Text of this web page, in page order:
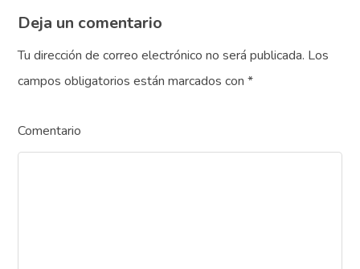
Deja un comentario
Tu dirección de correo electrónico no será publicada. Los
campos obligatorios están marcados con*
Comentario